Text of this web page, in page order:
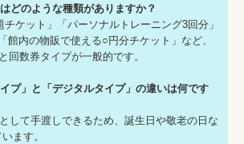
どのような種類がありますか？
ケット」「パーソナルトレーニング3回分」
館内の物販で使える○円分チケット」など、
数券タイプが一般的です。
プ」と「デジタルタイプ」の違いは何です
して手渡しできるため、誕生日や敬老の日な
ます。